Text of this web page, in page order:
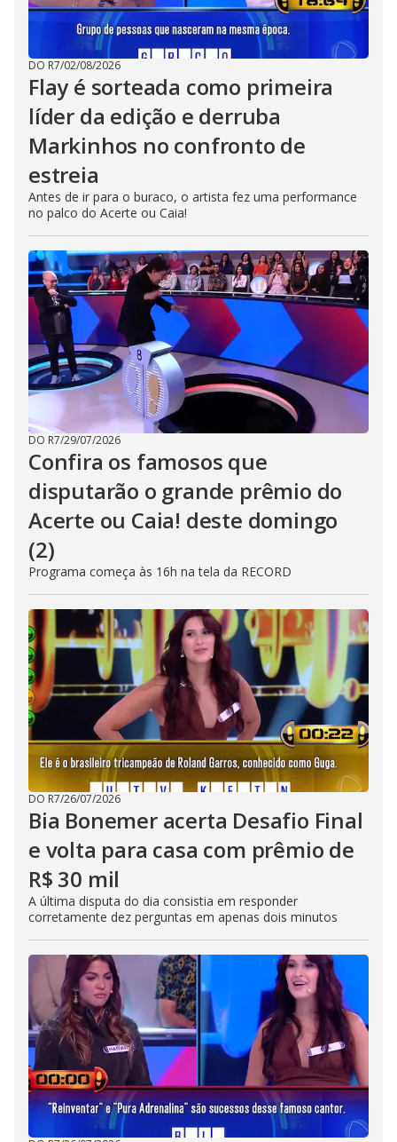
DO R7/02/08/2026
Flay é sorteada como primeira
líder da edição e derruba
Markinhos no confronto de
estreia
Antes de ir para o buraco, o artista fez uma performance
no palco do Acerte ou Caia!
DO R7/29/07/2026
Confira os famosos que
disputarão o grande prêmio do
Acerte ou Caia! deste domingo
(2)
Programa começa às 16h na tela da RECORD
DO R7/26/07/2026
Bia Bonemer acerta Desafio Final
e volta para casa com prêmio de
R$ 30 mil
A última disputa do dia consistia em responder
corretamente dez perguntas em apenas dois minutos